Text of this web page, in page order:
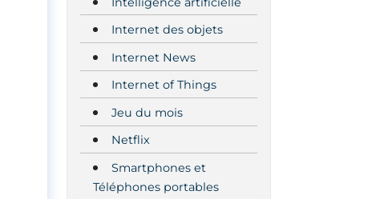
Internet des objets
Internet News
Internet of Things
Jeu du mois
Netflix
Smartphones et
Téléphones portables